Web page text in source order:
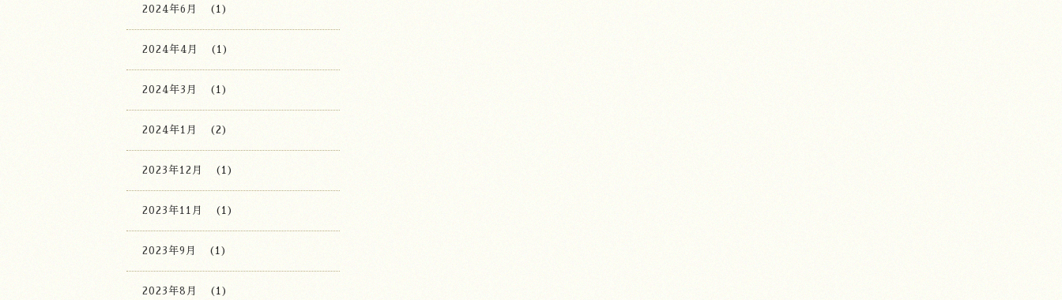
2024年6月 (1)
2024年4月 (1)
2024年3月 (1)
2024年1月 (2)
2023年12月 (1)
2023年11月 (1)
2023年9月 (1)
2023年8月 (1)